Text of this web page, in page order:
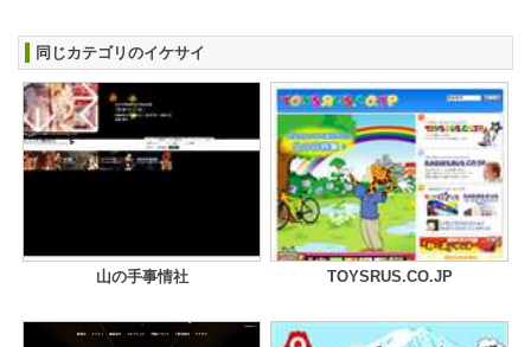
同じカテゴリのイケサイ
山の手事情社 TOYSRUS.CO.JP